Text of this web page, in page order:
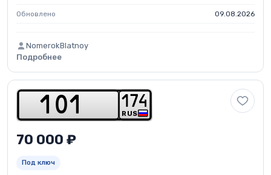
Обновлено 09.08.2026
NomerokBlatnoy
Подробнее
1 01 RUS
1 74
70 000 ₽
Под ключ